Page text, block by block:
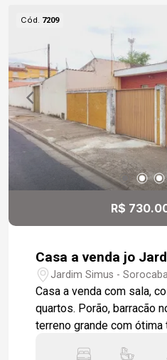
estratégico para
garagem cobertas e 3
um verdadeiro convite ao
- Área Gourmet completa
Piscina privativa (2,5m x
de sol. O Condomínio oferece uma infraestrutura
completa de lazer e
família, incluindo:
poliesportiva, espaço
atividades físicas, 3 lagos
Cód. 7209
R$
Casa a venda jo
Jardim Simus -
Casa a venda com sala,
quartos. Porão, barracão
terreno grande com